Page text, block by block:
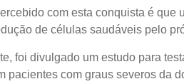
com esta conquista é
de células saudáveis pelo
foi divulgado um estudo para
pacientes com graus severos da